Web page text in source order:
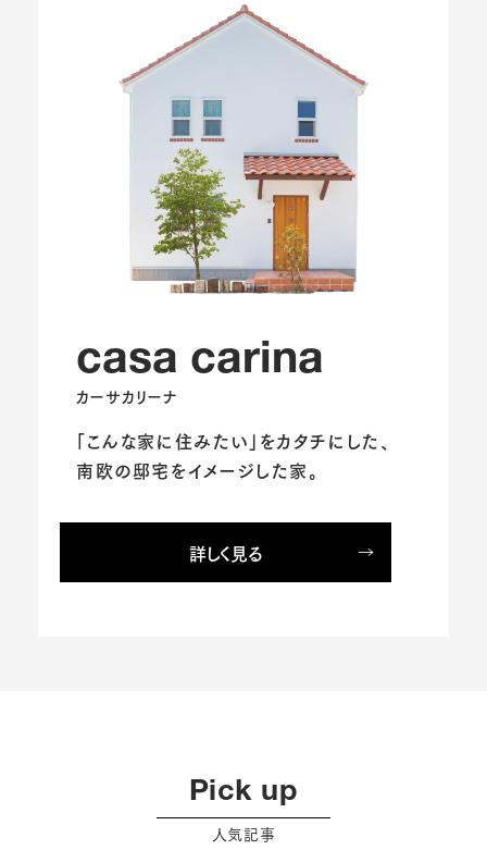
casa carina
カーサカリーナ
「こんな家に住みたい」をカタチにした、
南欧の邸宅をイメージした家。
詳しく見る
Pick up
人気記事